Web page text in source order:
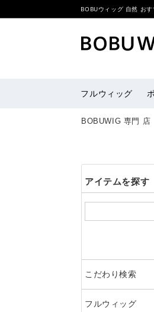
BOBUウィッグ 自然 お
フルウィッグ
BOBUWIG 専門 店
アイテムを探す
こだわり検索
フルウィッグ